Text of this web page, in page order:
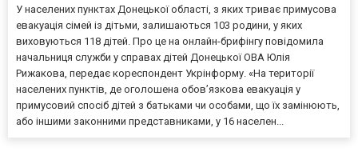
У населених пунктах Донецької області, з яких триває примусова
евакуація сімей із дітьми, залишаються 103 родини, у яких
виховуються 118 дітей. Про це на онлайн-брифінгу повідомила
начальниця служби у справах дітей Донецької ОВА Юлія
Рижакова, передає кореспондент Укрінформу. «На території
населених пунктів, де оголошена обов’язкова евакуація у
примусовий спосіб дітей з батьками чи особами, що їх замінюють,
або іншими законними представниками, у 16 населен...